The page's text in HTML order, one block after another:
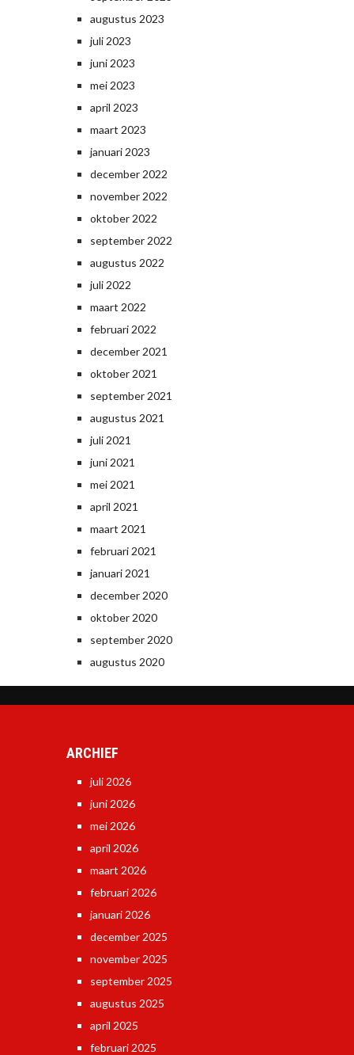
augustus 2023
juli 2023
juni 2023
mei 2023
april 2023
maart 2023
januari 2023
december 2022
november 2022
oktober 2022
september 2022
augustus 2022
juli 2022
maart 2022
februari 2022
december 2021
oktober 2021
september 2021
augustus 2021
juli 2021
juni 2021
mei 2021
april 2021
maart 2021
februari 2021
januari 2021
december 2020
oktober 2020
september 2020
augustus 2020
ARCHIEF
juli 2026
juni 2026
mei 2026
april 2026
maart 2026
februari 2026
januari 2026
december 2025
november 2025
september 2025
augustus 2025
april 2025
februari 2025